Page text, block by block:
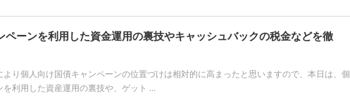
ペーンを利用した資金運用の裏技やキャッシュバックの税金などを徹
より個人向け国債キャンペーンの位置づけは相対的に高まったと思いますので、本日は、個
を利用した資産運用の裏技や、ゲット ...